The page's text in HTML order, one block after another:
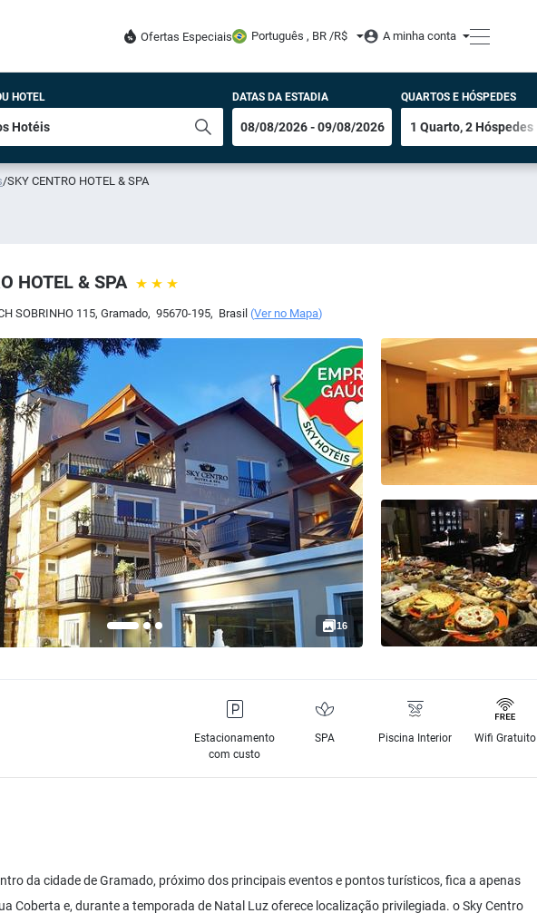
Ofertas Especiais Português , BR /R$ A minha conta
HOTEL DATAS DA ESTADIA QUARTOS E HÓSPEDES
/SKY CENTRO HOTEL & SPA
HOTEL & SPA
SOBRINHO 115,Gramado, 95670-195, Brasil (Ver no Mapa)
16
Estacionamento
com custo
SPA Piscina Interior Wifi Gratuito
da cidade de Gramado, próximo dos principais eventos e pontos turísticos, fica a apenas
Coberta e, durante a temporada de Natal Luz oferece localização privilegiada. o Sky Centro